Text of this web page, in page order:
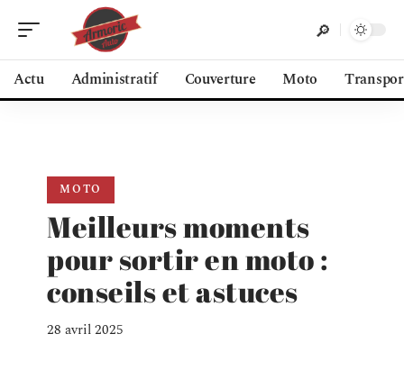
Actu Administratif Couverture Moto
MOTO
Meilleurs moments
pour sortir en moto :
conseils et astuces
28 avril 2025